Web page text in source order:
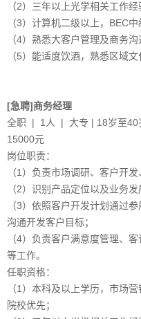
（2）三年以上光学相关工作经
（3）计算机二级以上，BEC中
（4）熟悉大客户管理及商务
（5）能适度饮酒，熟悉区域文
[急聘]商务经理
全职 | 1人 | 大专 | 18岁至
15000元
岗位职责：
（1）负责市场调研、客户开
（2）识别产品定位以及业务
（3）依照客户开发计划通过
沟通开发客户目标；
（4）负责客户满意度管理、
等工作。
任职资格：
（1）本科及以上学历，市场
院校优先；